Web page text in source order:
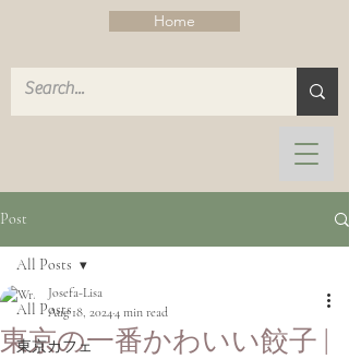
Home
Post
All Posts
東京カフェ
All Posts
東京の一番かわいい餃子 |
Josefa-Lisa
Aug 18, 20244 min read